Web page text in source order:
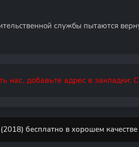
службы пытаются
нас, добавьте адрес в закладки:
бесплатно в хорошем качестве